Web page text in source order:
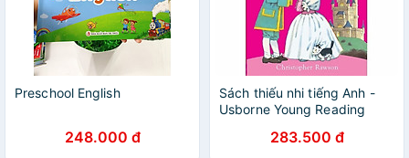
Preschool English
248.000 đ
Sách thiếu nhi tiếng Anh -
Usborne Young Reading
Princes and Princesses + CD
283.500 đ